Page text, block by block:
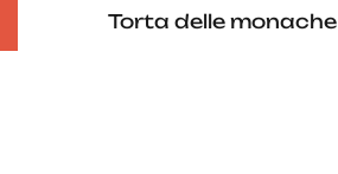
Torta delle monache